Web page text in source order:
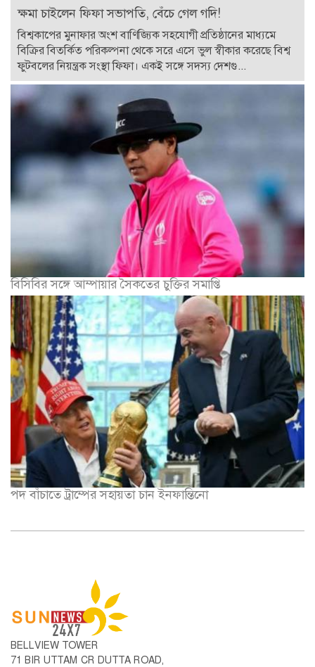
ক্ষমা চাইলেন ফিফা সভাপতি, বেঁচে গেল গদি!
বিশ্বকাপের মুনাফার অংশ বাণিজ্যিক সহযোগী প্রতিষ্ঠানের মাধ্যমে
বিক্রির বিতর্কিত পরিকল্পনা থেকে সরে এসে ভুল স্বীকার করেছে বিশ্ব
ফুটবলের নিয়ন্ত্রক সংস্থা ফিফা। একই সঙ্গে সদস্য দেশগু...
বিসিবির সঙ্গে আম্পায়ার সৈকতের চুক্তির সমাপ্তি
পদ বাঁচাতে ট্রাম্পের সহায়তা চান ইনফান্তিনো
BELLVIEW TOWER
71 BIR UTTAM CR DUTTA ROAD,